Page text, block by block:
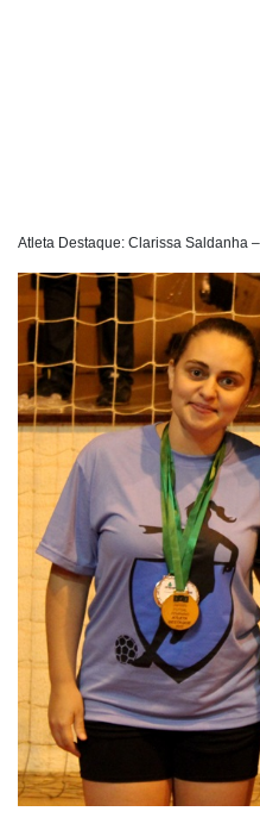
Atleta Destaque: Clarissa Saldanha